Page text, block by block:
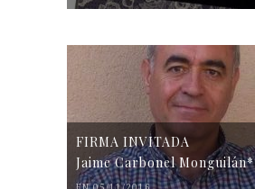
FIRMA INVITADA
Jaime Carbonel Monguilán*